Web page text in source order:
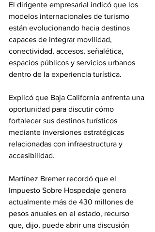
El dirigente empresarial indicó que los
modelos internacionales de turismo
están evolucionando hacia destinos
capaces de integrar movilidad,
conectividad, accesos, señalética,
espacios públicos y servicios urbanos
dentro de la experiencia turística.
Explicó que Baja California enfrenta una
oportunidad para discutir cómo
fortalecer sus destinos turísticos
mediante inversiones estratégicas
relacionadas con infraestructura y
accesibilidad.
Martínez Bremer recordó que el
Impuesto Sobre Hospedaje genera
actualmente más de 430 millones de
pesos anuales en el estado, recurso
que, dijo, puede abrir una discusión